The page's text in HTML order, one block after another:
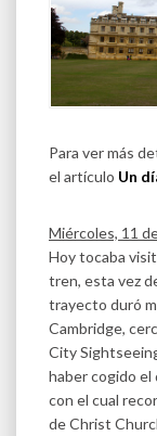
Para ver más
el artículo Un
Miércoles, 11
Hoy tocaba
tren, esta vez
trayecto duró
Cambridge,
City
haber cogido el
con el cual
de Christ